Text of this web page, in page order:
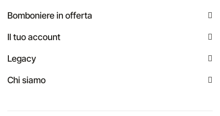
Bomboniere in offerta
Il tuo account
Legacy
Chi siamo